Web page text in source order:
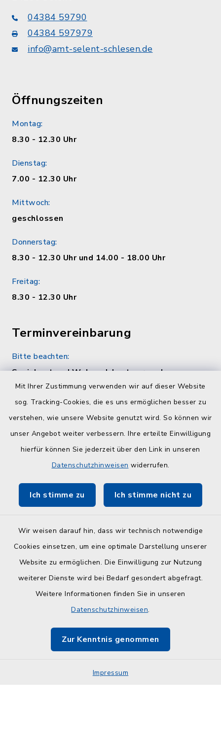
Mit Ihrer Zustimmung verwenden wir auf dieser Website
sog. Tracking-Cookies, die es uns ermöglichen besser zu
verstehen, wie unsere Website genutzt wird. So können wir
unser Angebot weiter verbessern. Ihre erteilte Einwilligung
hierfür können Sie jederzeit über den Link in unseren
Datenschutzhinweisen widerrufen.
Ich stimme zu Ich stimme nicht zu
Wir weisen darauf hin, dass wir technisch notwendige
Cookies einsetzen, um eine optimale Darstellung unserer
Website zu ermöglichen. Die Einwilligung zur Nutzung
weiterer Dienste wird bei Bedarf gesondert abgefragt.
Weitere Informationen finden Sie in unseren
Datenschutzhinweisen.
Zur Kenntnis genommen
Impressum
04384 59790
04384 597979
info@amt-selent-schlesen.de
Öffnungszeiten
Montag:
8.30 - 12.30 Uhr
Dienstag:
7.00 - 12.30 Uhr
Mittwoch:
geschlossen
Donnerstag:
8.30 - 12.30 Uhr und 14.00 - 18.00 Uhr
Freitag:
8.30 - 12.30 Uhr
Terminvereinbarung
Bitte beachten:
Sozialamt und Wohngeldamt nur nach
telefonischer Vereinbarung unter 04384 5979-
Quicklinks
Kreisverwaltung Plön
ZuFiSH
Barrierefreiheit
Impressum
Sitemap